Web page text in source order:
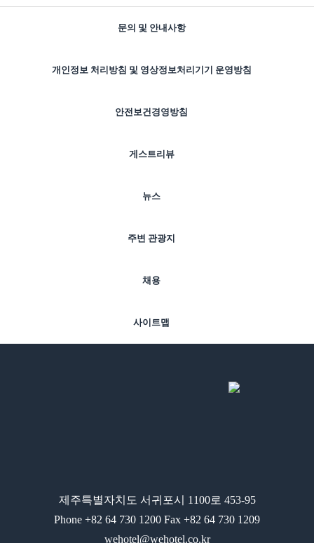
문의 및 안내사항
개인정보 처리방침 및 영상정보처리기기 운영방침
안전보건경영방침
게스트리뷰
뉴스
주변 관광지
채용
사이트맵
제주특별자치도 서귀포시 1100로 453-95
Phone +82 64 730 1200 Fax +82 64 730 1209
wehotel@wehotel.co.kr